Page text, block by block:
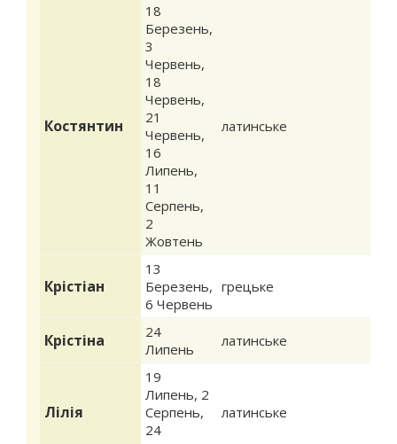
Костянтин
18
Березень,
3
Червень,
18
Червень,
21
Червень,
16
Липень,
11
Серпень,
2
Жовтень
латинське
Крістіан
13
Березень,
6 Червень
грецьке
Крістіна
24
Липень
латинське
Лілія
19
Липень, 2
Серпень,
24
латинське